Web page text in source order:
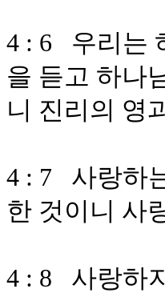
4 : 6 우리는
을 듣고 하나
니 진리의 영
4 : 7 사랑하
한 것이니 사
4 : 8 사랑하